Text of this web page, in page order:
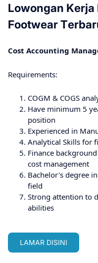
Lоwоngаn Kеrjа
Footwear
Cost Accounting
Requirements:
COGM & COGS
Have minimum 5
position
Experienced in
Analytical Skills for
Finance
cost management
Bachelor's degree
field
Strong attention to
abilities
LAMAR DISINI